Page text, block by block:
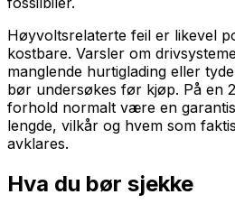
Høyvoltsrelaterte feil er likevel
kostbare. Varsler om
manglende hurtiglading eller
bør undersøkes før kjøp. På en
forhold normalt være en
lengde, vilkår og hvem som
avklares.
Hva du bør sjekke